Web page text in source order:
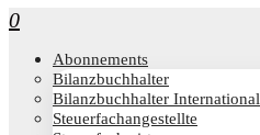
0
Abon­ne­ments
Bilanz­buch­hal­ter
Bilanz­buch­hal­ter International
Steu­er­fach­an­ge­stell­te